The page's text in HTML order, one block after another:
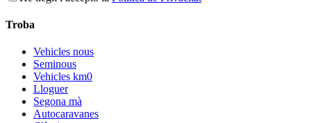
Troba
Vehicles nous
Seminous
Vehicles km0
Lloguer
Segona mà
Autocaravanes